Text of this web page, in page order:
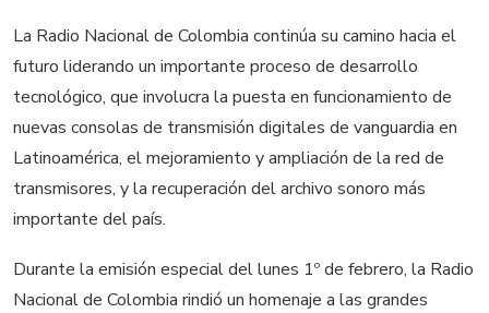
La Radio Nacional de Colombia continúa su camino hacia el
futuro liderando un importante proceso de desarrollo
tecnológico, que involucra la puesta en funcionamiento de
nuevas consolas de transmisión digitales de vanguardia en
Latinoamérica, el mejoramiento y ampliación de la red de
transmisores, y la recuperación del archivo sonoro más
importante del país.
Durante la emisión especial del lunes 1º de febrero, la Radio
Nacional de Colombia rindió un homenaje a las grandes